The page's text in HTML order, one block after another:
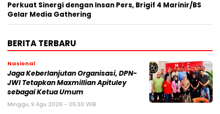
Perkuat Sinergi dengan Insan Pers, Brigif 4 Marinir/BS
Gelar Media Gathering
BERITA TERBARU
Nasional
Jaga Keberlanjutan Organisasi, DPN-
JWI Tetapkan Maxmillian Apituley
sebagai Ketua Umum
Minggu, 9 Agu 2026 - 05:30 WIB